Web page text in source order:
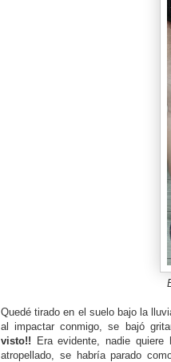
Quedé tirado en el suelo bajo la
al impactar conmigo, se bajó
visto!! Era evidente, nadie
atropellado, se habría parado